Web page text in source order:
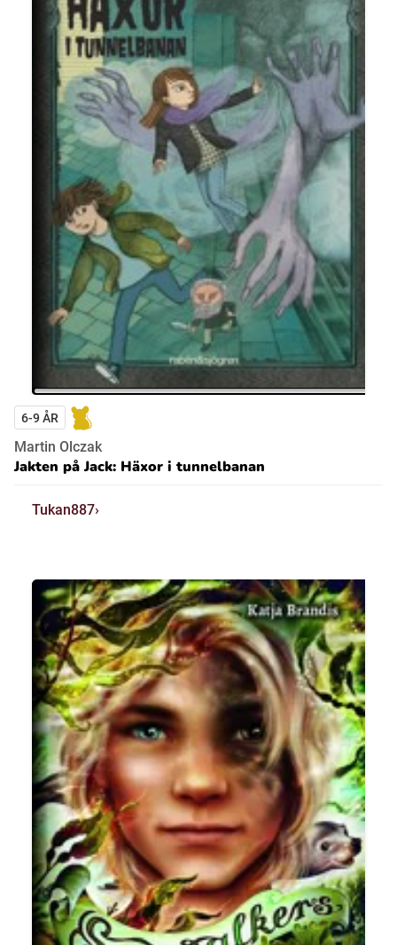
6-9 ÅR
Martin Olczak
Jakten på Jack: Häxor i tunnelbanan
Tukan887